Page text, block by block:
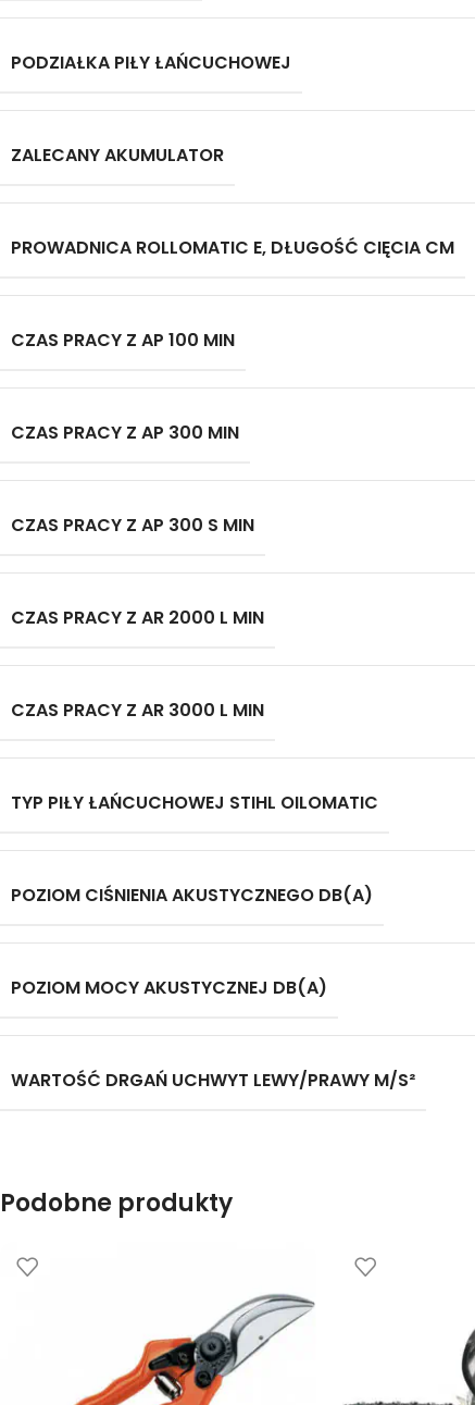
PODZIAŁKA PIŁY ŁAŃCUCHOWEJ
ZALECANY AKUMULATOR
PROWADNICA ROLLOMATIC E, DŁUGOŚĆ CIĘCIA CM
CZAS PRACY Z AP 100 MIN
CZAS PRACY Z AP 300 MIN
CZAS PRACY Z AP 300 S MIN
CZAS PRACY Z AR 2000 L MIN
CZAS PRACY Z AR 3000 L MIN
TYP PIŁY ŁAŃCUCHOWEJ STIHL OILOMATIC
POZIOM CIŚNIENIA AKUSTYCZNEGO DB(A)
POZIOM MOCY AKUSTYCZNEJ DB(A)
WARTOŚĆ DRGAŃ UCHWYT LEWY/PRAWY M/S²
Podobne produkty